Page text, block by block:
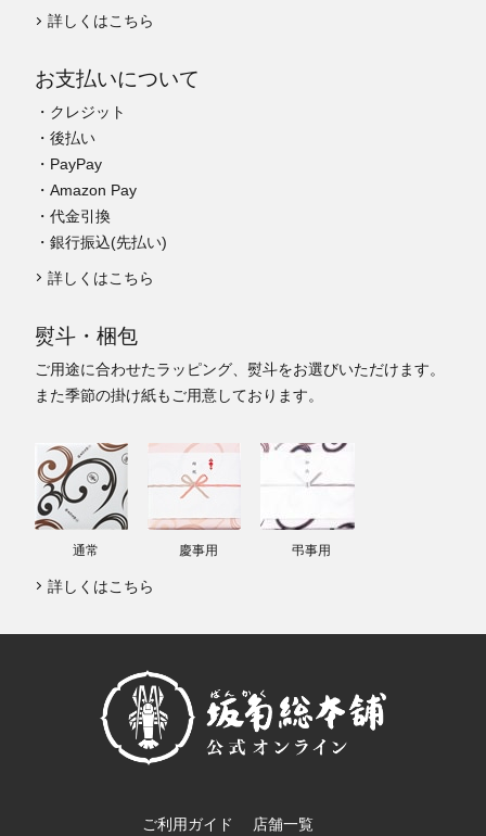
詳しくはこちら
お支払いについて
・クレジット
・後払い
・PayPay
・Amazon Pay
・代金引換
・銀行振込(先払い)
詳しくはこちら
熨斗・梱包
ご用途に合わせたラッピング、熨斗をお選びいただけます。
また季節の掛け紙もご用意しております。
通常 慶事用 弔事用
詳しくはこちら
ご利用ガイド 店舗一覧